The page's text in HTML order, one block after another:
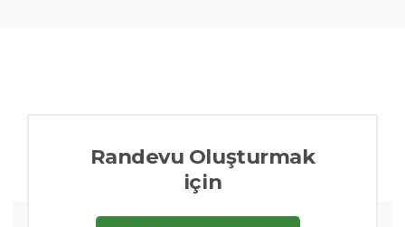
Randevu Oluşturmak
için